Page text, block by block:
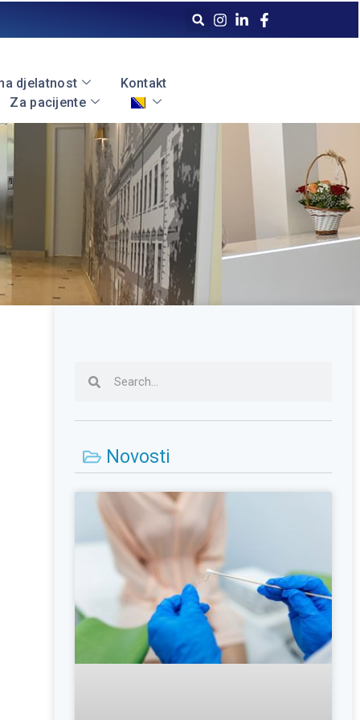
djelatnost
Kontakt
Za pacijente
Novosti